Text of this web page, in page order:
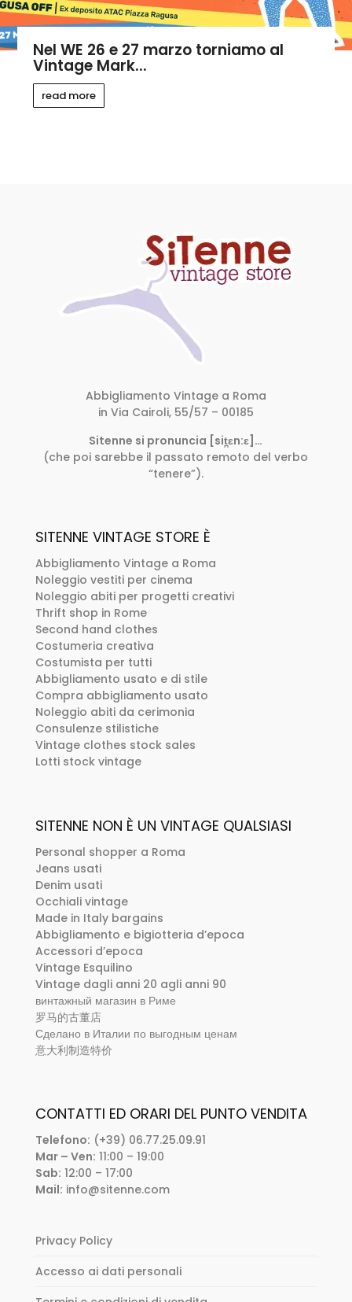
Nel WE 26 e 27 marzo torniamo al
Vintage Mark...
read more
Abbigliamento Vintage a Roma
in Via Cairoli, 55/57 – 00185
Sitenne si pronuncia [sit̪ɛn:ɛ]…
(che poi sarebbe il passato remoto del verbo
“tenere”).
SITENNE VINTAGE STORE È
Abbigliamento Vintage a Roma
Noleggio vestiti per cinema
Noleggio abiti per progetti creativi
Thrift shop in Rome
Second hand clothes
Costumeria creativa
Costumista per tutti
Abbigliamento usato e di stile
Compra abbigliamento usato
Noleggio abiti da cerimonia
Consulenze stilistiche
Vintage clothes stock sales
Lotti stock vintage
SITENNE NON È UN VINTAGE QUALSIASI
Personal shopper a Roma
Jeans usati
Denim usati
Occhiali vintage
Made in Italy bargains
Abbigliamento e bigiotteria d’epoca
Accessori d’epoca
Vintage Esquilino
Vintage dagli anni 20 agli anni 90
винтажный магазин в Риме
罗马的古董店
Сделано в Италии по выгодным ценам
意大利制造特价
CONTATTI ED ORARI DEL PUNTO VENDITA
Telefono: (+39) 06.77.25.09.91
Mar – Ven: 11:00 – 19:00
Sab: 12:00 – 17:00
Mail: info@sitenne.com
Privacy Policy
Accesso ai dati personali